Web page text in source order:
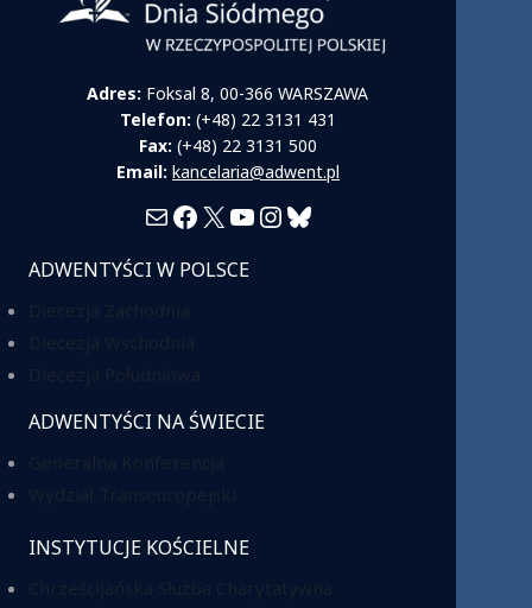
Adres: Foksal 8, 00-366 WARSZAWA
Telefon: (+48) 22 3131 431
Fax: (+48) 22 3131 500
Email: kancelaria@adwent.pl
MailFacebook
X YouTube
Instagram
Bluesky
ADWENTYŚCI W POLSCE
ADWENTYŚCI NA ŚWIECIE
INSTYTUCJE KOŚCIELNE